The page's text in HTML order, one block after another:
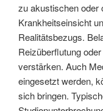
zu akustischen oder
Krankheitseinsicht
Realitätsbezugs.
Reizüberflutung
verstärken. Auch
eingesetzt werden,
sich bringen.